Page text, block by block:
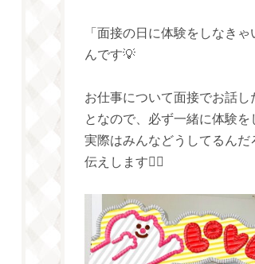
「面接の日に体験をしなき
んです💡
お仕事について面接でお話
となので、必ず一緒に体験を
実際はみんなどうしてるん
伝えします🙋‍♀️